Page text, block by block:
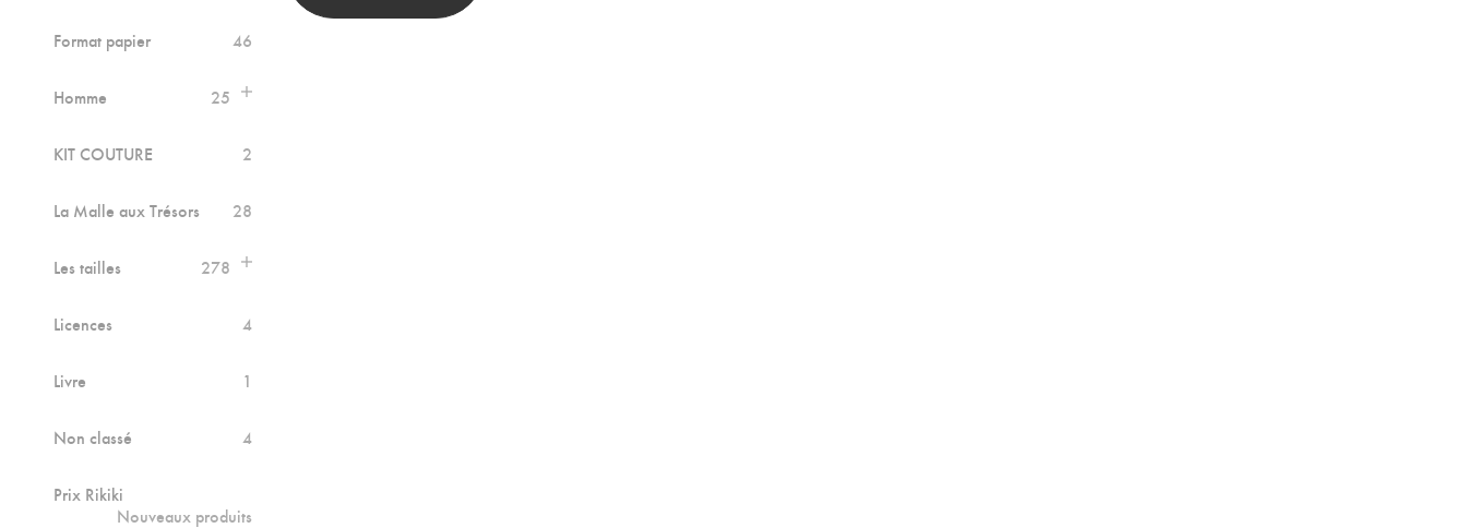
Format papier 46
Homme 25
KIT COUTURE 2
La Malle aux Trésors 28
Les tailles 278
Licences 4
Livre 1
Non classé 4
Prix Rikiki
Nouveaux produits